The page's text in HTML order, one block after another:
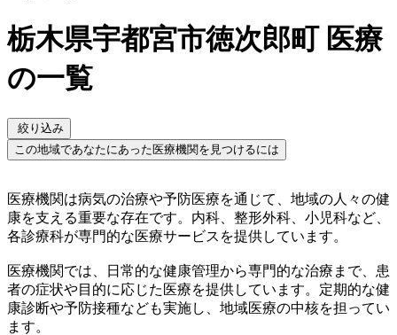
栃木県宇都宮市徳次郎町 医療
の一覧
絞り込み
この地域であなたにあった医療機関を見つけるには
医療機関は病気の治療や予防医療を通じて、地域の人々の健
康を支える重要な存在です。内科、整形外科、小児科など、
各診療科が専門的な医療サービスを提供しています。
医療機関では、日常的な健康管理から専門的な治療まで、患
者の症状や目的に応じた医療を提供しています。定期的な健
康診断や予防接種なども実施し、地域医療の中核を担ってい
ます。